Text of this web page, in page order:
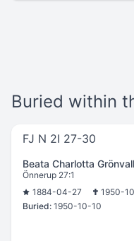
Buried within
FJ N 2I 27-30
Beata Charlotta Grönvall
Önnerup 27:1
1884-04-27
1950-
Buried: 1950-10-10